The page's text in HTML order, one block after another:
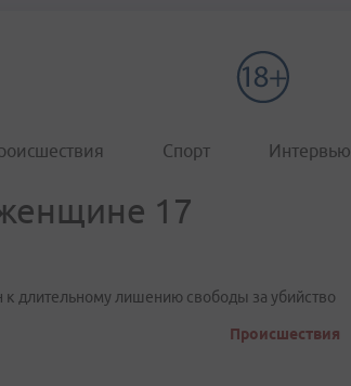
Спорт Интервью
17
длительному лишению свободы за убийство
Происшествия